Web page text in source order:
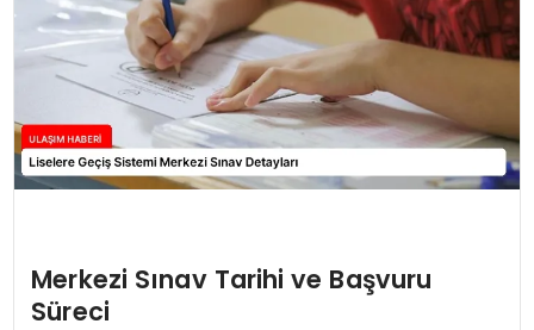
YAŞAM
Merkezi Sınav Tarihi ve Başvuru
Süreci